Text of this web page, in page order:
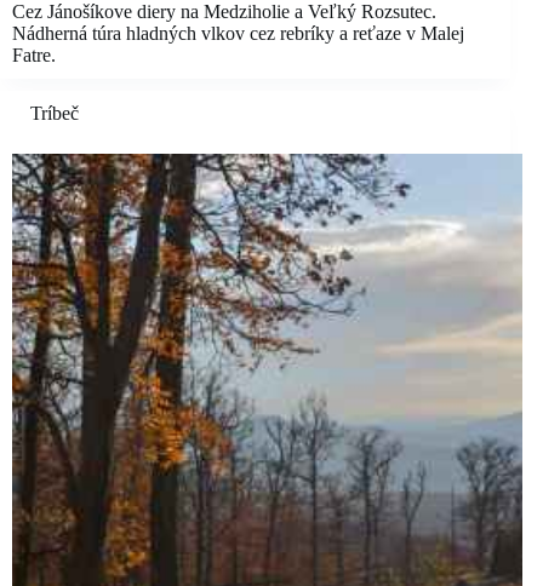
Cez Jánošíkove diery na Medziholie a Veľký Rozsutec.
Nádherná túra hladných vlkov cez rebríky a reťaze v Malej
Fatre.
Tríbeč